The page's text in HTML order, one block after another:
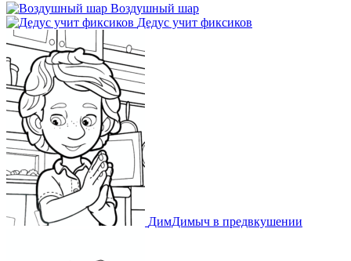
Воздушный шар
Дедус учит фиксиков
ДимДимыч в предвкушении